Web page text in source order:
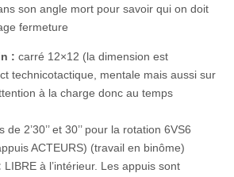
son angle mort pour savoir qui on doit
fermeture
: carré 12×12 (la dimension est
technicotactique, mentale mais aussi sur
à la charge donc au temps
2’30’’ et 30’’ pour la rotation 6VS6
ACTEURS) (travail en binôme)
LIBRE à l’intérieur. Les appuis sont